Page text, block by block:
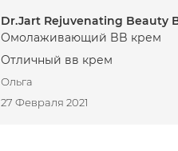
Dr.Jart Rejuvenating Beauty
Омолаживающий BB крем
Отличный вв крем
Ольга
27 Февраля 2021